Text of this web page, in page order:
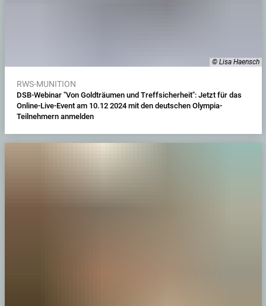
© Lisa Haensch
RWS-MUNITION
DSB-Webinar "Von Goldträumen und Treffsicherheit": Jetzt für das
Online-Live-Event am 10.12 2024 mit den deutschen Olympia-
Teilnehmern anmelden